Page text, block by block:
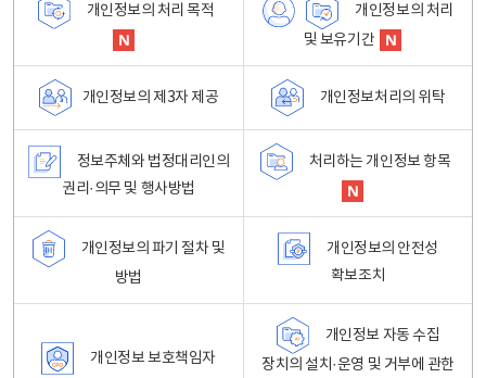
개인정보의 처리 목적
개인정보의 처리
및 보유기간
개인정보의 제3자 제공 개인정보처리의 위탁
정보주체와 법정대리인의
권리·의무 및 행사방법
처리하는 개인정보 항목
개인정보의 파기 절차 및
방법
개인정보의 안전성
확보조치
개인정보 보호책임자
개인정보 자동 수집
장치의 설치·운영 및 거부에 관한